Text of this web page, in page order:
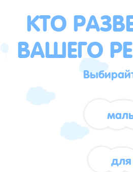
КТО
ВАШЕГО